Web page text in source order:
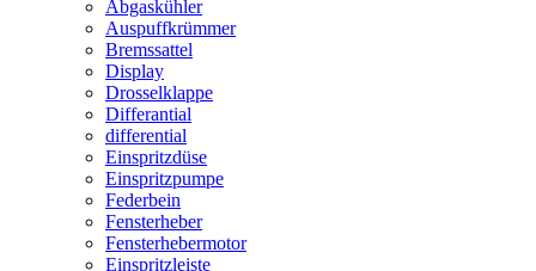
Abgaskühler
Auspuffkrümmer
Bremssattel
Display
Drosselklappe
Differantial
differential
Einspritzdüse
Einspritzpumpe
Federbein
Fensterheber
Fensterhebermotor
Einspritzleiste